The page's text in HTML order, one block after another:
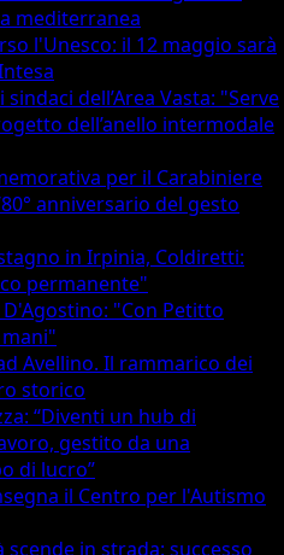
mediterranea
l'Unesco: il 12 maggio sarà
dell’Area Vasta: "Serve
dell’anello intermodale
per il Carabiniere
anniversario del gesto
in Irpinia, Coldiretti:
permanente"
"Con Petitto
Avellino. Il rammarico dei
storico
“Diventi un hub di
gestito da una
di lucro”
il Centro per l'Autismo
scende in strada: successo